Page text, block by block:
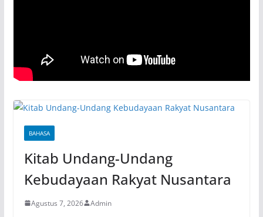
BAHASA
Kitab Undang-Undang
Kebudayaan Rakyat Nusantara
Agustus 7, 2026 Admin